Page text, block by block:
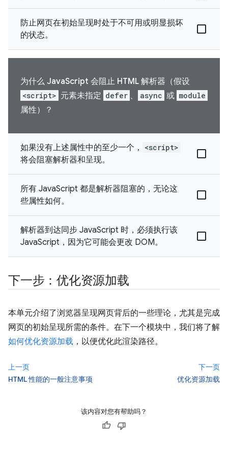
防止网页在初始呈现时处于不可用或明显损坏
的状态。
为什么 JavaScript 会阻止 HTML 解析器（假设
<script> 元素未指定 defer 、 async 或 module
属性）？
如果没有上述属性中的至少一个， <script>
将会阻塞解析器和呈现。
所有 JavaScript 都是解析器阻塞的，无论这
些属性如何。
解析器到达同步 JavaScript 时，必须执行该
JavaScript，因为它可能会更改 DOM。
下一步：优化资源加载
本单元介绍了浏览器呈现网页背后的一些理论，尤其是完成
网页的初始呈现所需的条件。在下一个模块中，我们将了解
如何优化资源加载 ，以便优化此渲染路径。
上一页
HTML 性能的一般注意事项
下一页
优化资源加载
该内容对您有帮助吗？